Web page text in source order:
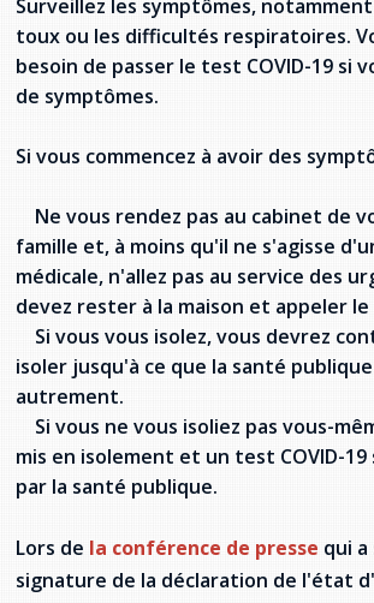
Surveillez les symptômes,
toux ou les difficultés respiratoires.
besoin de passer le test COVID-19 si
de symptômes.
Si vous commencez à avoir des
Ne vous rendez pas au cabinet de
famille et, à moins qu'il ne s'agisse
médicale, n'allez pas au service des
devez rester à la maison et appeler le
Si vous vous isolez, vous devrez
isoler jusqu'à ce que la santé
autrement.
Si vous ne vous isoliez pas vous-
mis en isolement et un test COVID-19
par la santé publique.
Lors de la conférence de presse qui a
signature de la déclaration de l'état